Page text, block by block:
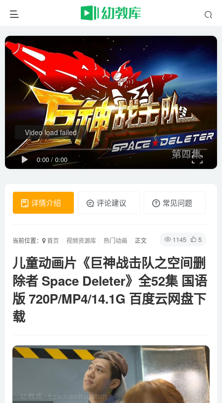
0:00 / 0:00
Video load failed
详情介绍 评论建议 常见问题
1145 5
当前位置： 首页 视频资源库 热门动画 正文
儿童动画片《巨神战击队之空间删
除者 Space Deleter》全52集 国语
版 720P/MP4/14.1G 百度云网盘下
载